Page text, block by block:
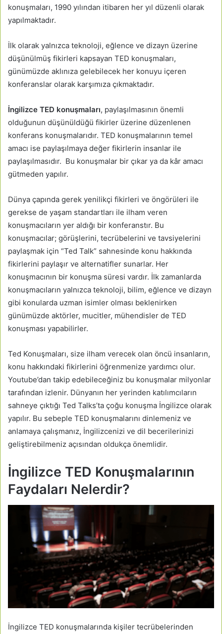
konuşmaları, 1990 yılından itibaren her yıl düzenli olarak
yapılmaktadır.
İlk olarak yalnızca teknoloji, eğlence ve dizayn üzerine
düşünülmüş fikirleri kapsayan TED konuşmaları,
günümüzde aklınıza gelebilecek her konuyu içeren
konferanslar olarak karşımıza çıkmaktadır.
İngilizce TED konuşmaları, paylaşılmasının önemli
olduğunun düşünüldüğü fikirler üzerine düzenlenen
konferans konuşmalarıdır. TED konuşmalarının temel
amacı ise paylaşılmaya değer fikirlerin insanlar ile
paylaşılmasıdır. Bu konuşmalar bir çıkar ya da kâr amacı
gütmeden yapılır.
Dünya çapında gerek yenilikçi fikirleri ve öngörüleri ile
gerekse de yaşam standartları ile ilham veren
konuşmacıların yer aldığı bir konferanstır. Bu
konuşmacılar; görüşlerini, tecrübelerini ve tavsiyelerini
paylaşmak için “Ted Talk” sahnesinde konu hakkında
fikirlerini paylaşır ve alternatifler sunarlar. Her
konuşmacının bir konuşma süresi vardır. İlk zamanlarda
konuşmacıların yalnızca teknoloji, bilim, eğlence ve dizayn
gibi konularda uzman isimler olması beklenirken
günümüzde aktörler, mucitler, mühendisler de TED
konuşması yapabilirler.
Ted Konuşmaları, size ilham verecek olan öncü insanların,
konu hakkındaki fikirlerini öğrenmenize yardımcı olur.
Youtube’dan takip edebileceğiniz bu konuşmalar milyonlar
tarafından izlenir. Dünyanın her yerinden katılımcıların
sahneye çıktığı Ted Talks’ta çoğu konuşma İngilizce olarak
yapılır. Bu sebeple TED konuşmalarını dinlemeniz ve
anlamaya çalışmanız, İngilizcenizi ve dil becerilerinizi
geliştirebilmeniz açısından oldukça önemlidir.
İngilizce TED Konuşmalarının
Faydaları Nelerdir?
İngilizce TED konuşmalarında kişiler tecrübelerinden